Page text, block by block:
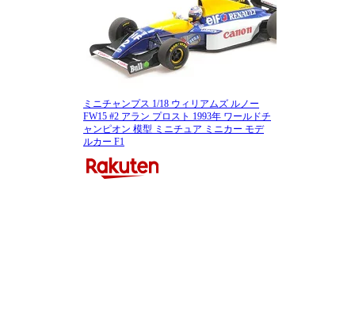
ミニチャンプス 1/18 ウィリアムズ ルノー
FW15 #2 アラン プロスト 1993年 ワールドチ
ャンピオン 模型 ミニチュア ミニカー モデ
ルカー F1